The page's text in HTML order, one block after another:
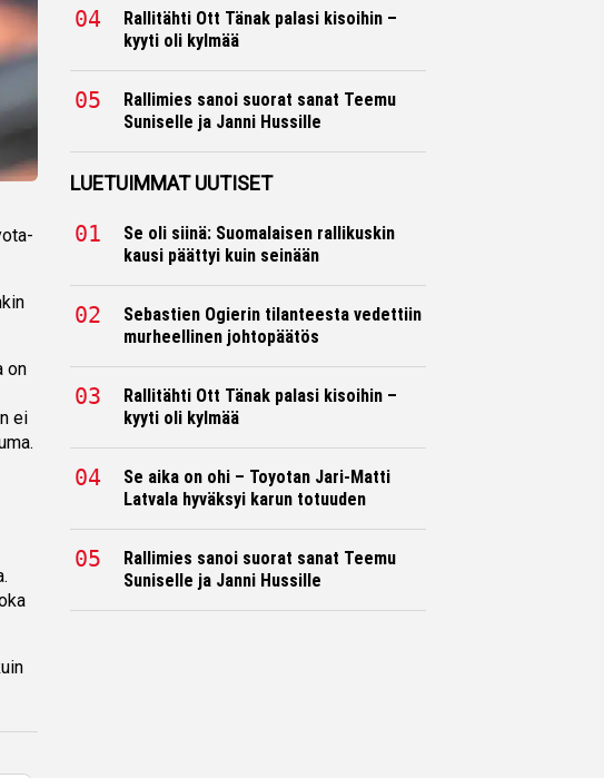
on
ei
Rallitähti Ott Tänak palasi kisoihin –
kyyti oli kylmää
Rallimies sanoi suorat sanat Teemu
Suniselle ja Janni Hussille
LUETUIMMAT UUTISET
Se oli siinä: Suomalaisen rallikuskin
kausi päättyi kuin seinään
Sebastien Ogierin tilanteesta vedettiin
murheellinen johtopäätös
Rallitähti Ott Tänak palasi kisoihin –
kyyti oli kylmää
Se aika on ohi – Toyotan Jari-Matti
Latvala hyväksyi karun totuuden
Rallimies sanoi suorat sanat Teemu
Suniselle ja Janni Hussille